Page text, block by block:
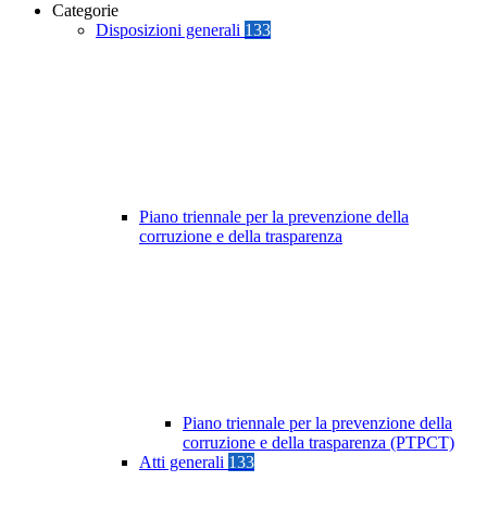
Categorie
Disposizioni generali 133
Piano triennale per la prevenzione della
corruzione e della trasparenza
Piano triennale per la prevenzione della
corruzione e della trasparenza (PTPCT)
Atti generali 133